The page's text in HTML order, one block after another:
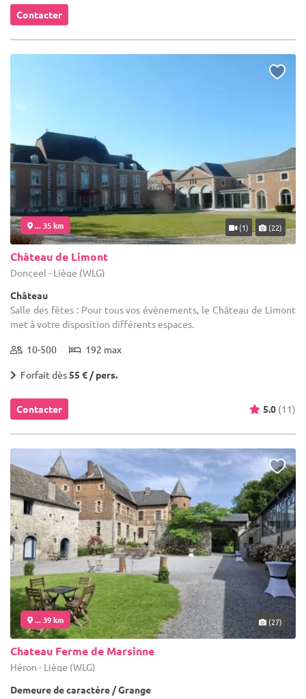
Contacter
... 35 km (1) (22)
Château de Limont
Donceel - Liège (WLG)
Château
Salle des fêtes : Pour tous vos évènements, le Château de Limont
met à votre disposition différents espaces.
10-500 192 max
Forfait dès55 € / pers.
Contacter 5.0 (11)
... 39 km (27)
Chateau Ferme de Marsinne
Héron - Liège (WLG)
Demeure de caractère / Grange